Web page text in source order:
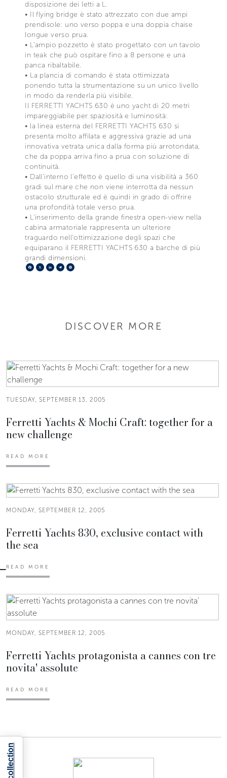
disposizione dei letti a L.
• Il flying bridge è stato attrezzato con due ampi
prendisole: uno verso poppa e una doppia chaise
longue verso prua.
• L'ampio pozzetto è stato progettato con un tavolo
in teak che può ospitare fino a 8 persone e una
panca ribaltabile.
• La plancia di comando è stata ottimizzata
ponendo tutta la strumentazione su un unico livello
in modo da renderla più visibile.
Il FERRETTI YACHTS 630 è uno yacht di 20 metri
impareggiabile per spaziosità e luminosità:
• la linea esterna del FERRETTI YACHTS 630 si
presenta molto affilata e aggressiva grazie ad una
innovativa vetrata unica dalla forma più arrotondata,
che da poppa arriva fino a prua con soluzione di
continuità.
• Dall'interno l'effetto è quello di una visibilità a 360
gradi sul mare che non viene interrotta da nessun
ostacolo strutturale ed è quindi in grado di offrire
una profondità totale verso prua.
• L'inserimento della grande finestra open-view nella
cabina armatoriale rappresenta un ulteriore
traguardo nell'ottimizzazione degli spazi che
equiparano il FERRETTI YACHTS 630 a barche di più
grandi dimensioni.
Facebook
X LinkedIn
Telegram
DISCOVER MORE
TUESDAY, SEPTEMBER 13, 2005
Ferretti Yachts & Mochi Craft: together for a
new challenge
READ MORE
MONDAY, SEPTEMBER 12, 2005
Ferretti Yachts 830, exclusive contact with
the sea
READ MORE
MONDAY, SEPTEMBER 12, 2005
Ferretti Yachts protagonista a cannes con tre
novita' assolute
READ MORE